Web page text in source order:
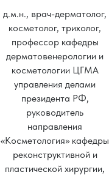
д.м.н., врач-дерматолог,
косметолог, трихолог,
профессор кафедры
дерматовенерологии и
косметологии ЦГМА
управления делами
президента РФ,
руководитель
направления
«Косметология» кафедры
реконструктивной и
пластической хирургии,